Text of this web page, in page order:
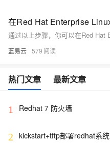
蓝易云 579
热门文章 最新文章
1 Redhat 7 防火墙
2 kickstart+tftp部署redhat系统